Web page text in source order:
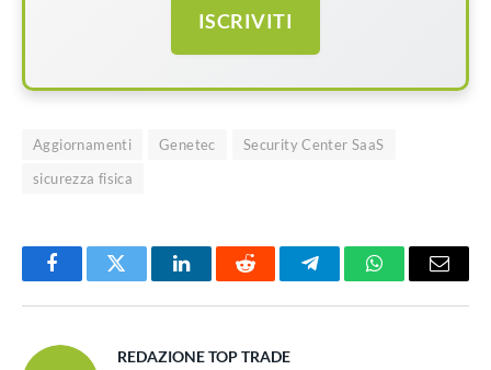
ISCRIVITI
Aggiornamenti Genetec
Security Center SaaS
sicurezza fisica
FacebookTwitter LinkedInReddit TelegramWhatsAppEmail
REDAZIONE TOP TRADE